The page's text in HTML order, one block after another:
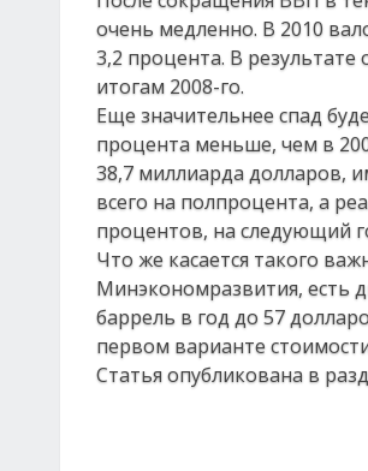
очень медленно. В 2010
3,2 процента. В
итогам 2008-го.
Еще значительнее спад
процента меньше, чем в
38,7 миллиарда долларов,
всего на полпроцента, а
процентов, на следующий
Что же касается такого
Минэкономразвития, есть
баррель в год до 57
первом варианте
Статья опубликована в